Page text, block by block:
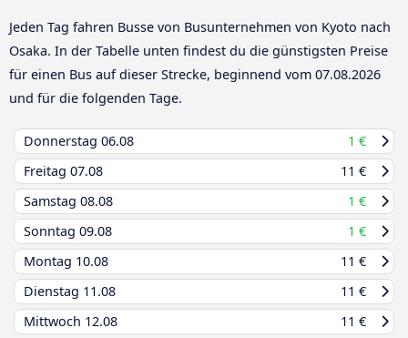
Jeden Tag fahren Busse von Busunternehmen von Kyoto nach
Osaka. In der Tabelle unten findest du die günstigsten Preise
für einen Bus auf dieser Strecke, beginnend vom 07.08.2026
und für die folgenden Tage.
Donnerstag 06.08
1 €
Freitag 07.08
11 €
Samstag 08.08
1 €
Sonntag 09.08
1 €
Montag 10.08
11 €
Dienstag 11.08
11 €
Mittwoch 12.08 11 €